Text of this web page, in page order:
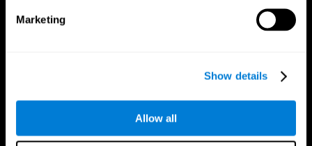
Marketing
Show details
Allow all